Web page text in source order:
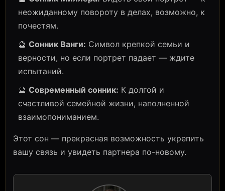
неожиданному повороту в делах, возможно, к
почестям.
🔮 Сонник Ванги: Символ крепкой семьи и
верности, но если портрет падает — ждите
испытаний.
🔮 Современный сонник: К долгой и
счастливой семейной жизни, наполненной
взаимопониманием.
Этот сон — прекрасная возможность укрепить
вашу связь и увидеть партнера по-новому.